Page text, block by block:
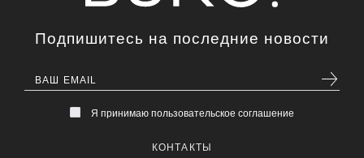
Подпишитесь на последние новости
Я принимаю пользовательское соглашение
КОНТАКТЫ